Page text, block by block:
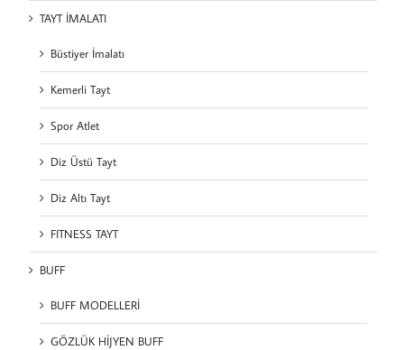
TAYT İMALATI
Büstiyer İmalatı
Kemerli Tayt
Spor Atlet
Diz Üstü Tayt
Diz Altı Tayt
FITNESS TAYT
BUFF
BUFF MODELLERİ
GÖZLÜK HİJYEN BUFF